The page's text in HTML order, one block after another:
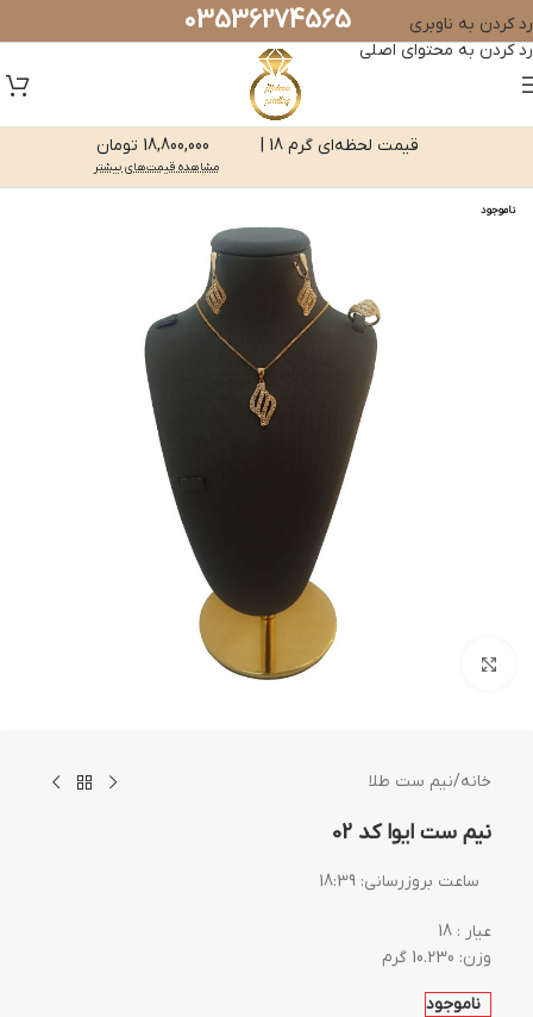
رد کردن به ناوبری
رد کردن به محتوای اصلی
03536274565
قیمت لحظه‌ای گرم 18 | 18,800,000 تومان
مشاهده قیمت‌های بیشتر
ناموجود
خانه/نیم ست طلا
نیم ست ایوا کد 02
ساعت بروزرسانی: 18:39
عیار : 18
وزن: 10.230 گرم
ناموجود